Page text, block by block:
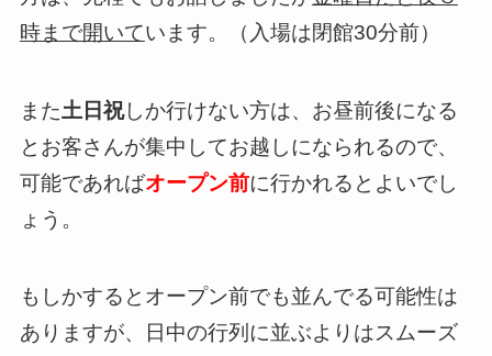
時まで開いています。（入場は閉館30分前）
また土日祝しか行けない方は、お昼前後になる
とお客さんが集中してお越しになられるので、
可能であればオープン前に行かれるとよいでし
ょう。
もしかするとオープン前でも並んでる可能性は
ありますが、日中の行列に並ぶよりはスムーズ